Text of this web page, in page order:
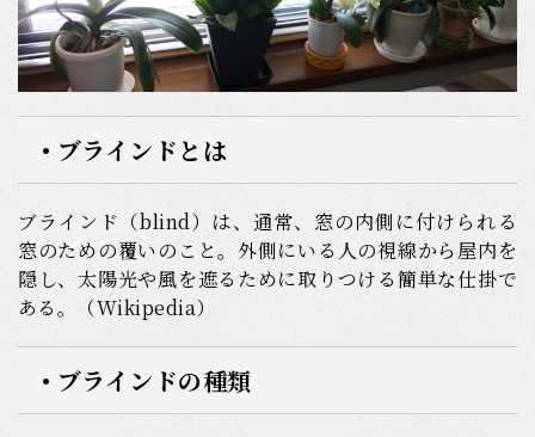
• ブラインドとは
ブラインド（blind）は、通常、窓の内側に付けられる
窓のための覆いのこと。外側にいる人の視線から屋内を
隠し、太陽光や風を遮るために取りつける簡単な仕掛で
ある。（Wikipedia）
• ブラインドの種類